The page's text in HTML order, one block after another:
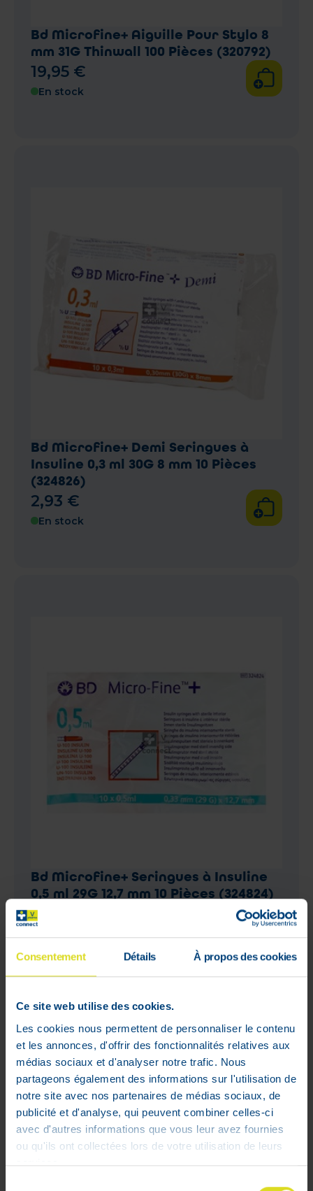
Consentement Détails À propos des cookies
Ce site web utilise des cookies.
Les cookies nous permettent de personnaliser le contenu
et les annonces, d'offrir des fonctionnalités relatives aux
médias sociaux et d'analyser notre trafic. Nous
partageons également des informations sur l'utilisation de
notre site avec nos partenaires de médias sociaux, de
publicité et d'analyse, qui peuvent combiner celles-ci
avec d'autres informations que vous leur avez fournies
ou qu'ils ont collectées lors de votre utilisation de leurs
services.
Bd Microfine+ Aiguille Pour Stylo 8
mm 31G Thinwall 100 Pièces (320792)
19,95 €
En stock
Bd Microfine+ Demi Seringues à
Insuline 0,3 ml 30G 8 mm 10 Pièces
(324826)
2,93 €
En stock
Bd Microfine+ Seringues à Insuline
0,5 ml 29G 12,7 mm 10 Pièces (324824)
2